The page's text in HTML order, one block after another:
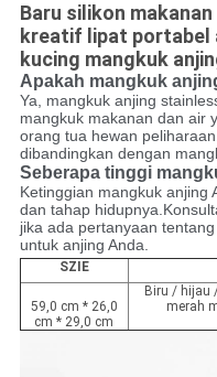
Baru silikon
kreatif lipat portabel
kucing mangkuk
Apakah mangkuk
Ya, mangkuk anjing
mangkuk makanan dan air
orang tua hewan
dibandingkan dengan
Seberapa tinggi
Ketinggian mangkuk anjing
dan tahap
jika ada pertanyaan
untuk anjing Anda.
SZIE
59,0 cm * 26,0
cm * 29,0 cm
Biru / hijau
merah